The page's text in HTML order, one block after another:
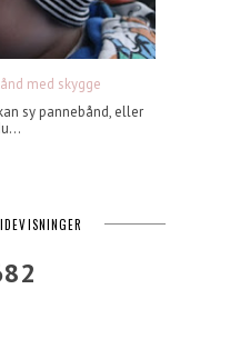
med skygge
sy pannebånd, eller